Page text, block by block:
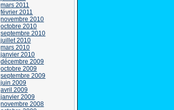
mars 2011
février 2011
novembre 2010
octobre 2010
septembre 2010
juillet 2010
mars 2010
janvier 2010
décembre 2009
octobre 2009
septembre 2009
juin 2009
avril 2009
janvier 2009
novembre 2008